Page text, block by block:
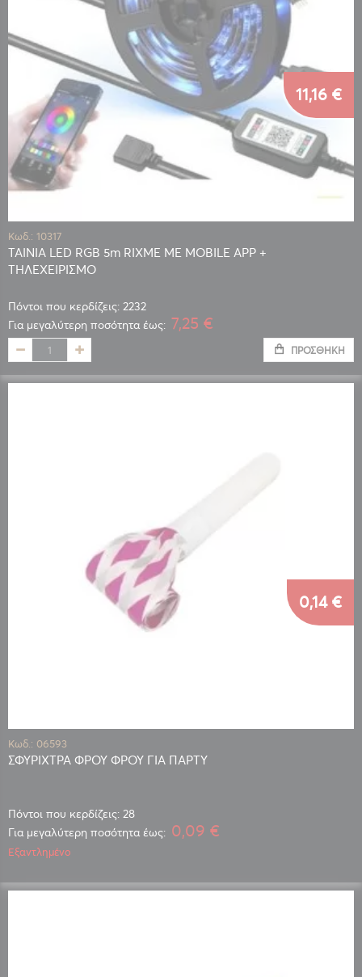
Κωδ.: 10317
ΤΑΙΝΙΑ LED RGB 5m RIXME ΜΕ MOBILE APP +
ΤΗΛΕΧΕΙΡΙΣΜΟ
Πόντοι που κερδίζεις: 2232
11,16 €
Για μεγαλύτερη ποσότητα έως: 7,25 €
ΠΡΟΣΘΉΚΗ
Κωδ.: 06593
ΣΦΥΡΙΧΤΡΑ ΦΡΟΥ ΦΡΟΥ ΓΙΑ ΠΑΡΤΥ
Πόντοι που κερδίζεις: 28
0,14 €
Για μεγαλύτερη ποσότητα έως: 0,09 €
Εξαντλημένο